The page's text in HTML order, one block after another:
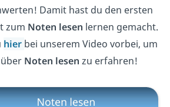
Damit hast du den ersten
zum Noten lesen lernen gemacht.
hier bei unserem Video vorbei, um
Noten lesen zu erfahren!